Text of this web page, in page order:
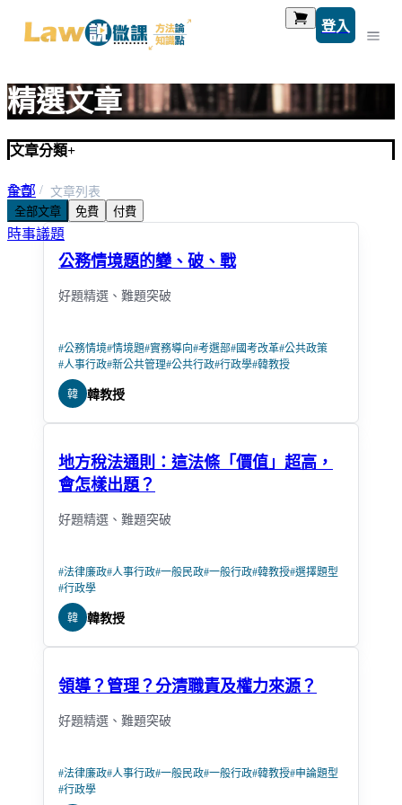
登入
精選文章
文章分類+
全部
考題解析
時事議題
首頁
文章列表
全部文章
免費 付費
公務情境題的變、破、戰
好題精選、難題突破
#公務情境#情境題#實務導向#考選部#國考改革#公共政策
#人事行政#新公共管理#公共行政#行政學#韓教授
韓 韓教授
地方稅法通則：這法條「價值」超高，
會怎樣出題？
好題精選、難題突破
#法律廉政#人事行政#一般民政#一般行政#韓教授#選擇題型
#行政學
韓 韓教授
領導？管理？分清職責及權力來源？
好題精選、難題突破
#法律廉政#人事行政#一般民政#一般行政#韓教授#申論題型
#行政學